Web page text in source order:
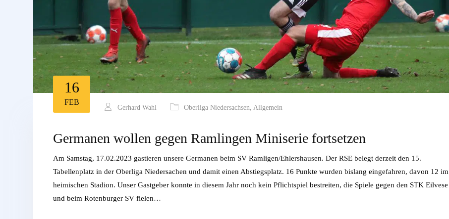
16
FEB
Gerhard Wahl Oberliga Niedersachsen, Allgemein
Germanen wollen gegen Ramlingen Miniserie fortsetzen
Am Samstag, 17.02.2023 gastieren unsere Germanen beim SV Ramligen/Ehlershausen. Der RSE belegt derzeit den 15.
Tabellenplatz in der Oberliga Niedersachen und damit einen Abstiegsplatz. 16 Punkte wurden bislang eingefahren, davon 12 im
heimischen Stadion. Unser Gastgeber konnte in diesem Jahr noch kein Pflichtspiel bestreiten, die Spiele gegen den STK Eilvese
und beim Rotenburger SV fielen…